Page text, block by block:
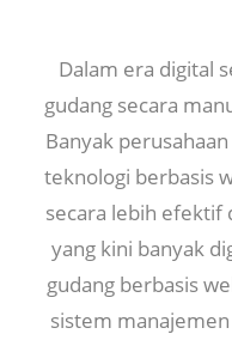
Dalam era digital
gudang secara
Banyak
teknologi berbasis
secara lebih efektif
yang kini banyak
gudang berbasis
sistem